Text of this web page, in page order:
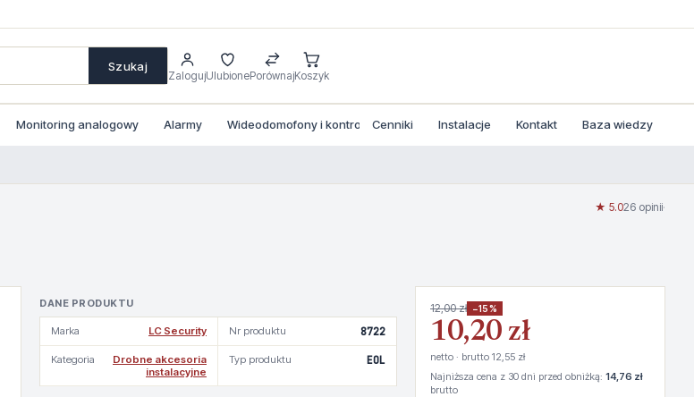
Szukaj
ZalogujUlubionePorównajKoszyk
Monitoring analogowy Alarmy Wideodomofony i kontrola dostepu
Cenniki Instalacje Kontakt Baza wiedzy
★ 5.026 opinii·
DANE PRODUKTU
Marka LC Security Nr produktu 8722
Kategoria
Drobne akcesoria
instalacyjne
Typ produktu EOL
12,00 zł −15%
10,20 zł
netto · brutto 12,55 zł
Najniższa cena z 30 dni przed obniżką: 14,76 zł
brutto